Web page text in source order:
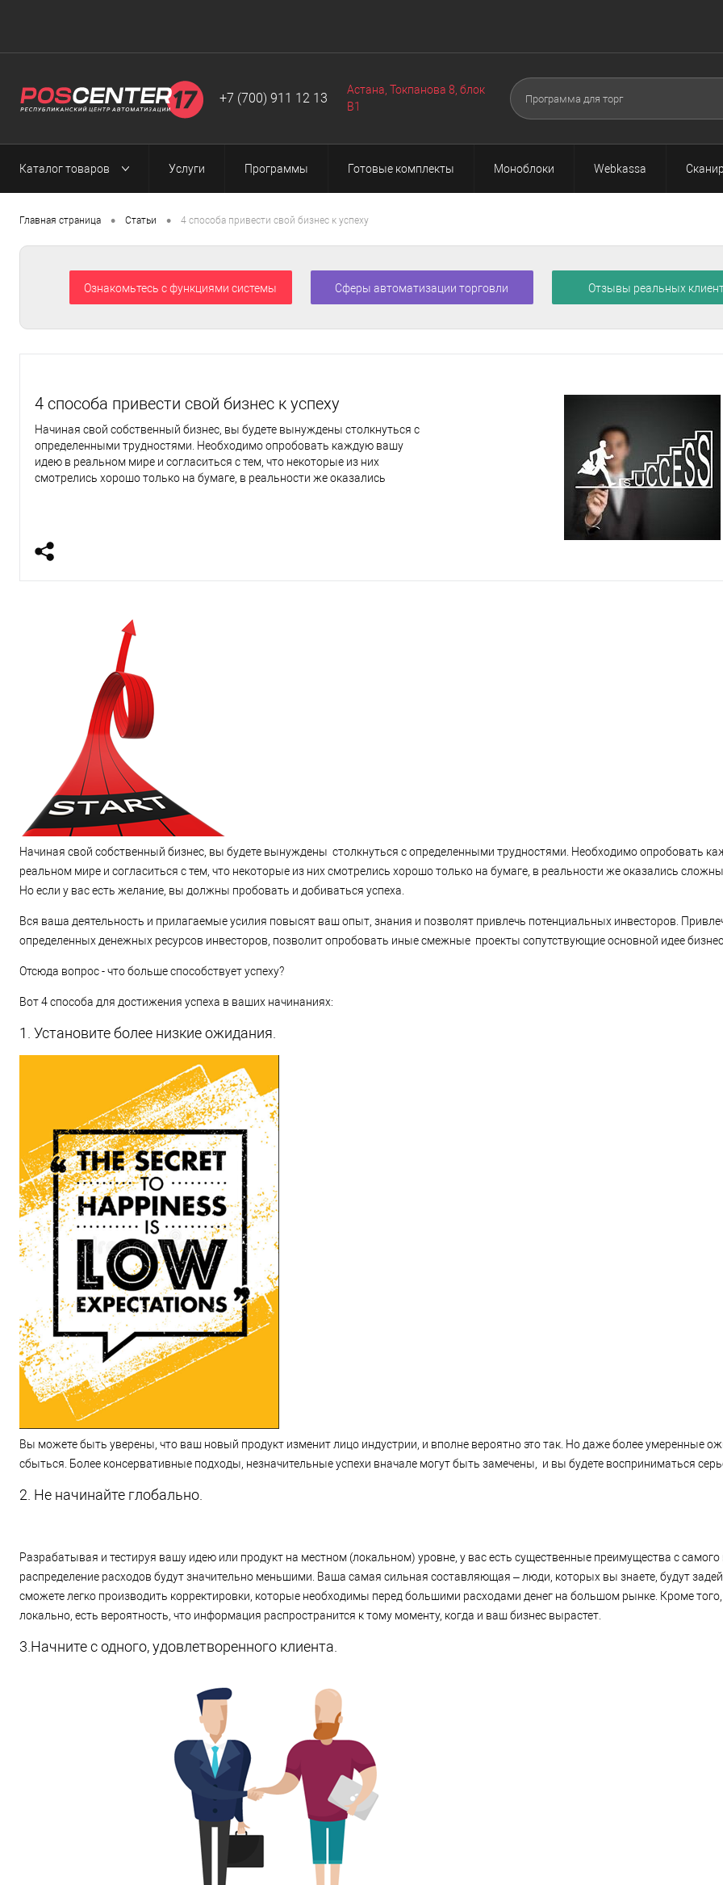
+7 (700) 911 12 13
Астана, Токпанова 8, блок
B1
Каталог товаров Услуги Программы Готовые комплекты Моноблоки Webkassa
Главная страница • Статьи • 4 способа привести свой бизнес к успеху
Ознакомьтесь с функциями системы Сферы автоматизации торговли Отзывы реальных
4 способа привести свой бизнес к успеху
Начиная свой собственный бизнес, вы будете вынуждены столкнуться с
определенными трудностями. Необходимо опробовать каждую вашу
идею в реальном мире и согласиться с тем, что некоторые из них
смотрелись хорошо только на бумаге, в реальности же оказались
и позволят привлечь потенциальных инвесторов.
Отсюда вопрос - что больше способствует успеху?
Начиная свой собственный бизнес, вы будете вынуждены столкнуться с определенными трудностями. Необходимо опробовать
реальном мире и согласиться с тем, что некоторые из них смотрелись хорошо только на бумаге, в реальности же оказались
Но если у вас есть желание, вы должны пробовать и добиваться успеха.
Вся ваша деятельность и прилагаемые усилия повысят ваш опыт, знания и позволят привлечь потенциальных инвесторов.
определенных денежных ресурсов инвесторов, позволит опробовать иные смежные проекты сопутствующие основной идее
Отсюда вопрос - что больше способствует успеху?
Вот 4 способа для достижения успеха в ваших начинаниях:
1. Установите более низкие ожидания.
Вы можете быть уверены, что ваш новый продукт изменит лицо индустрии, и вполне вероятно это так. Но даже более умеренные
сбыться. Более консервативные подходы, незначительные успехи вначале могут быть замечены, и вы будете восприниматься
2. Не начинайте глобально.
Разрабатывая и тестируя вашу идею или продукт на местном (локальном) уровне, у вас есть существенные преимущества с
распределение расходов будут значительно меньшими. Ваша самая сильная составляющая – люди, которых вы знаете, будут
сможете легко производить корректировки, которые необходимы перед большими расходами денег на большом рынке. Кроме
локально, есть вероятность, что информация распространится к тому моменту, когда и ваш бизнес вырастет.
3.Начните с одного, удовлетворенного клиента.